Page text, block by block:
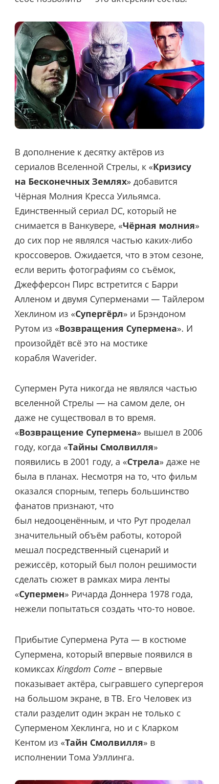
В дополнение к десятку актёров из
сериалов Вселенной Стрелы, к «Кризису
на Бесконечных Землях» добавится
Чёрная Молния Кресса Уильямса.
Единственный сериал DC, который не
снимается в Ванкувере, «Чёрная молния»
до сих пор не являлся частью каких-либо
кроссоверов. Ожидается, что в этом сезоне,
если верить фотографиям со съёмок,
Джефферсон Пирс встретится с Барри
Алленом и двумя Суперменами — Тайлером
Хеклином из «Супергёрл» и Брэндоном
Рутом из «Возвращения Супермена». И
произойдёт всё это на мостике
корабля Waverider.
Супермен Рута никогда не являлся частью
вселенной Стрелы — на самом деле, он
даже не существовал в то время.
«Возвращение Супермена» вышел в 2006
году, когда «Тайны Смолвилля»
появились в 2001 году, а «Стрела» даже не
была в планах. Несмотря на то, что фильм
оказался спорным, теперь большинство
фанатов признают, что
был недооценённым, и что Рут проделал
значительный объём работы, которой
мешал посредственный сценарий и
режиссёр, который был полон решимости
сделать сюжет в рамках мира ленты
«Супермен» Ричарда Доннера 1978 года,
нежели попытаться создать что-то новое.
Прибытие Супермена Рута — в костюме
Супермена, который впервые появился в
комиксах Kingdom Come – впервые
показывает актёра, сыгравшего супергероя
на большом экране, в ТВ. Его Человек из
стали разделит один экран не только с
Суперменом Хеклинга, но и с Кларком
Кентом из «Тайн Смолвилля» в
исполнении Тома Уэллинга.